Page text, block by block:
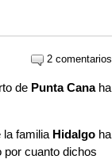
2 comentarios
de Punta Cana ha
la familia Hidalgo ha
por cuanto dichos